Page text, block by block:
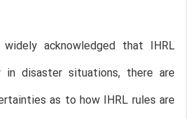
acknowledged that IHRL
in disaster situations, there are
as to how IHRL rules are